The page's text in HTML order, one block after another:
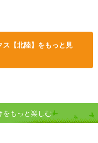
ス【北陸】をもっと見
をもっと楽しむ